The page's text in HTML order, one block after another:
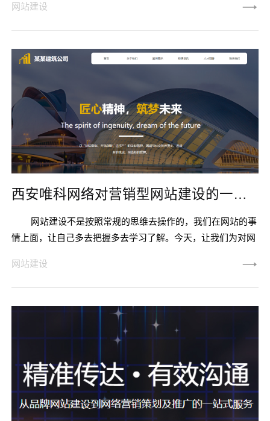
站，市面上网站类型非常多，网站系统也非常多，所以呢，不
确定做什么类型的站，是没办法推荐网站系统的。那当然了，
型和推荐优秀的网站系统的。
网站建设
西安唯科网络对营销型网站建设的一些分析与建议-专业网站建设公司
网站建设不是按照常规的思维去操作的，我们在网站的事
情上面，让自己多去把握多去学习了解。今天，让我们为对网
网站建设